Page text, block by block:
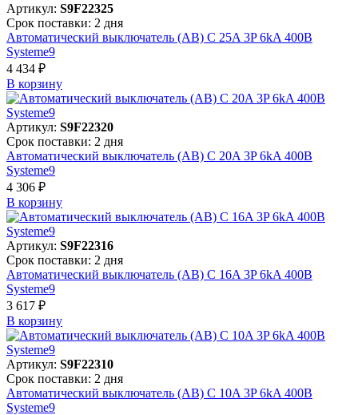
Артикул: S9F22325
Срок поставки: 2 дня
Автоматический выключатель (АВ) C 25A 3P 6kA 400В
Systeme9
4 434 ₽
В корзинy
Артикул: S9F22320
Срок поставки: 2 дня
Автоматический выключатель (АВ) C 20A 3P 6kA 400В
Systeme9
4 306 ₽
В корзинy
Артикул: S9F22316
Срок поставки: 2 дня
Автоматический выключатель (АВ) C 16A 3P 6kA 400В
Systeme9
3 617 ₽
В корзинy
Артикул: S9F22310
Срок поставки: 2 дня
Автоматический выключатель (АВ) C 10A 3P 6kA 400В
Systeme9